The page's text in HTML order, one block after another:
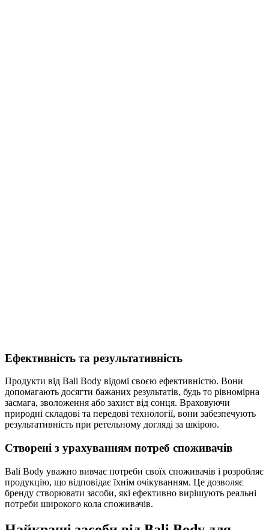
Ефективність та результативність
Продукти від Bali Body відомі своєю ефективністю. Вони
допомагають досягти бажаних результатів, будь то рівномірна
засмага, зволоження або захист від сонця. Враховуючи
природні складові та передові технології, вони забезпечують
результативність при ретельному догляді за шкірою.
Створені з урахуванням потреб споживачів
Bali Body уважно вивчає потреби своїх споживачів і розробляє
продукцію, що відповідає їхнім очікуванням. Це дозволяє
бренду створювати засоби, які ефективно вирішують реальні
потреби широкого кола споживачів.